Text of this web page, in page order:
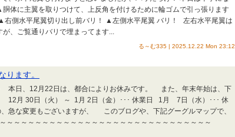
体に主翼を取りつけて、上反角を付けるために輪ゴムで引っ張ります
側水平尾翼切り出し前バリ！ ▲左側水平尾翼 バリ！ 左右水平尾翼は
、ご覧通りバリで埋まってます...
る～む335 | 2025.12.22 Mon 23:12
ります。
本日、12月22日は、都合によりお休みです。 また、年末年始は、下
12月 30日（火） ～ 1月 2日（金）･･･ 休業日 1月 7日（水）･･･ 休
急な変更もございますが、 このブログや、下記グーグルマップで、
～～～～～～～～～～～～～～～～～～～～～～～～～～～～～